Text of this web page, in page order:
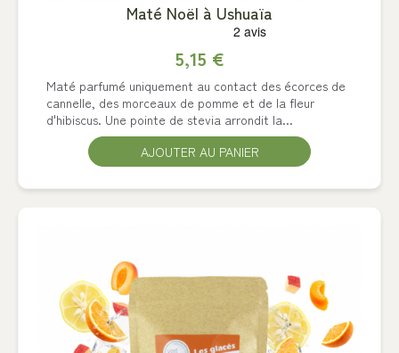
Maté Noël à Ushuaïa
5,15 €
Maté parfumé uniquement au contact des écorces de
cannelle, des morceaux de pomme et de la fleur
d'hibiscus. Une pointe de stevia arrondit la...
AJOUTER AU PANIER